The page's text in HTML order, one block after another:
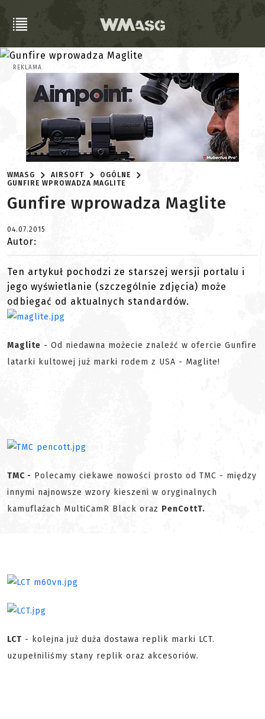
REKLAMA
WMASG AIRSOFT
OGÓLNE
GUNFIRE WPROWADZA MAGLITE
Gunfire wprowadza Maglite
04.07.2015
Autor:
Ten artykuł pochodzi ze starszej wersji portalu i
jego wyświetlanie (szczególnie zdjęcia) może
odbiegać od aktualnych standardów.
Maglite - Od niedawna możecie znaleźć w ofercie Gunfire
latarki kultowej już marki rodem z USA - Maglite!
TMC - Polecamy ciekawe nowości prosto od TMC - między
innymi najnowsze wzory kieszeni w oryginalnych
kamuflażach MultiCamR Black oraz PenCottT.
LCT - kolejna już duża dostawa replik marki LCT.
uzupełniliśmy stany replik oraz akcesoriów.